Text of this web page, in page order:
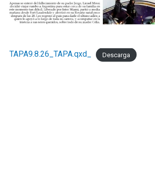
TAPA9.8.26_TAPA.qxd_ Descarga